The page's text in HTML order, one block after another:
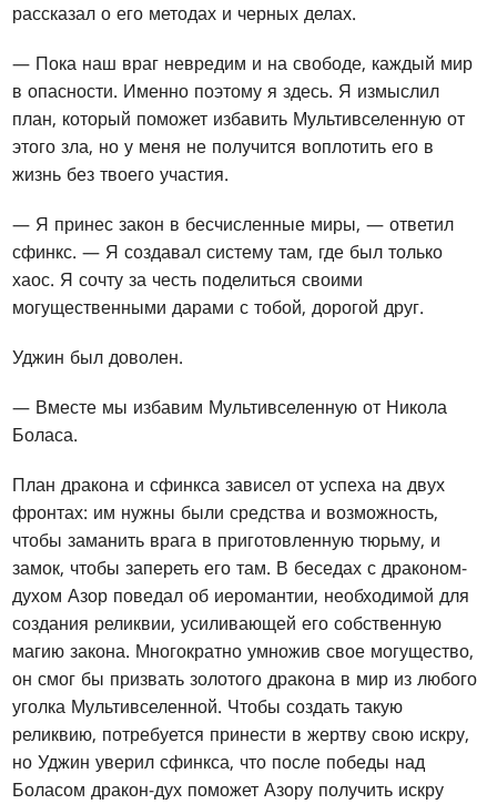
рассказал о его методах и черных делах.
— Пока наш враг невредим и на свободе, каждый мир
в опасности. Именно поэтому я здесь. Я измыслил
план, который поможет избавить Мультивселенную от
этого зла, но у меня не получится воплотить его в
жизнь без твоего участия.
— Я принес закон в бесчисленные миры, — ответил
сфинкс. — Я создавал систему там, где был только
хаос. Я сочту за честь поделиться своими
могущественными дарами с тобой, дорогой друг.
Уджин был доволен.
— Вместе мы избавим Мультивселенную от Никола
Боласа.
План дракона и сфинкса зависел от успеха на двух
фронтах: им нужны были средства и возможность,
чтобы заманить врага в приготовленную тюрьму, и
замок, чтобы запереть его там. В беседах с драконом-
духом Азор поведал об иеромантии, необходимой для
создания реликвии, усиливающей его собственную
магию закона. Многократно умножив свое могущество,
он смог бы призвать золотого дракона в мир из любого
уголка Мультивселенной. Чтобы создать такую
реликвию, потребуется принести в жертву свою искру,
но Уджин уверил сфинкса, что после победы над
Боласом дракон-дух поможет Азору получить искру